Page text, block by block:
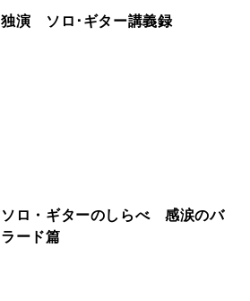
独演 ソロ･ギター講義録
ソロ・ギターのしらべ 感涙のバ
ラード篇